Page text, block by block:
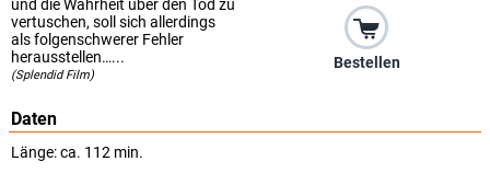
Bestellen
und die Wahrheit über den Tod zu
vertuschen, soll sich allerdings
als folgenschwerer Fehler
herausstellen…...
(Splendid Film)
Daten
Länge: ca. 112 min.